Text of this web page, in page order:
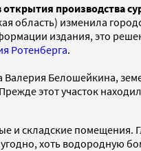
производства
область) изменила
издания, это
Ротенберга.
Белошейкина,
этот участок
складские помещения.
угодно, хоть